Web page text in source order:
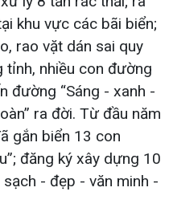
khu vực các bãi biển;
rao vặt dán sai quy
tỉnh, nhiều con đường
đường “Sáng - xanh -
ra đời. Từ đầu năm
gắn biển 13 con
đăng ký xây dựng 10
- đẹp - văn minh -